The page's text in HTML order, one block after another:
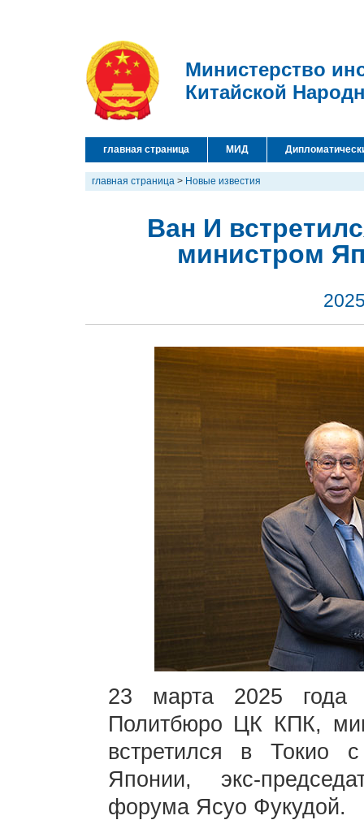
Министерство
Китайской
главная страница МИД
главная страница > Новые известия
Ван И
министром
23 марта 2025 года
Политбюро ЦК КПК,
встретился в Токио
Японии, экс-
форума Ясуо Фукудой.